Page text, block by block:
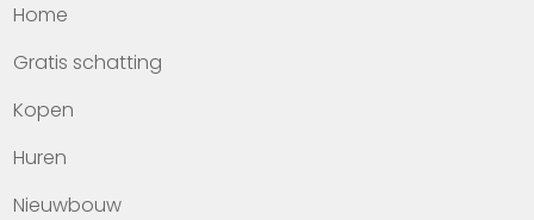
Home
Gratis schatting
Kopen
Huren
Nieuwbouw